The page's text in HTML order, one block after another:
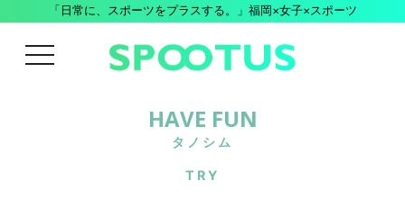
「日常に、スポーツをプラスする。」福岡×女子×スポーツ
menu
HAVE FUN
タノシム
TRY